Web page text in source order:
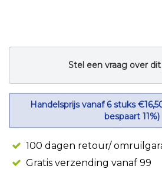
Stel een vraag over
Handelsprijs vanaf 6 stuks
bespaart 11%)
100 dagen retour/
Gratis verzending vanaf 99